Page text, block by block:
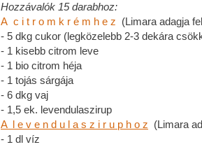
Hozzávalók 15 darabhoz:
A c i t r o m k r é m h e z (Limara adagja
- 5 dkg cukor (legközelebb 2-3 dekára
- 1 kisebb citrom leve
- 1 bio citrom héja
- 1 tojás sárgája
- 6 dkg vaj
- 1,5 ek. levendulaszirup
A l e v e n d u l a s z i r u p h o z (Limara
- 1 dl víz